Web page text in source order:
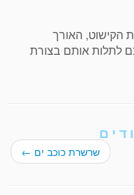
הקישוט, האורך
לתלות אותם בצורת
שרשרת כוכב ים ←